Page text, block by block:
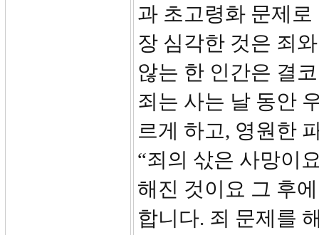
과 초고령화 문제
장 심각한 것은 죄
않는 한 인간은 결
죄는 사는 날 동안
르게 하고, 영원한
“죄의 삯은 사망이
해진 것이요 그 후
합니다. 죄 문제를